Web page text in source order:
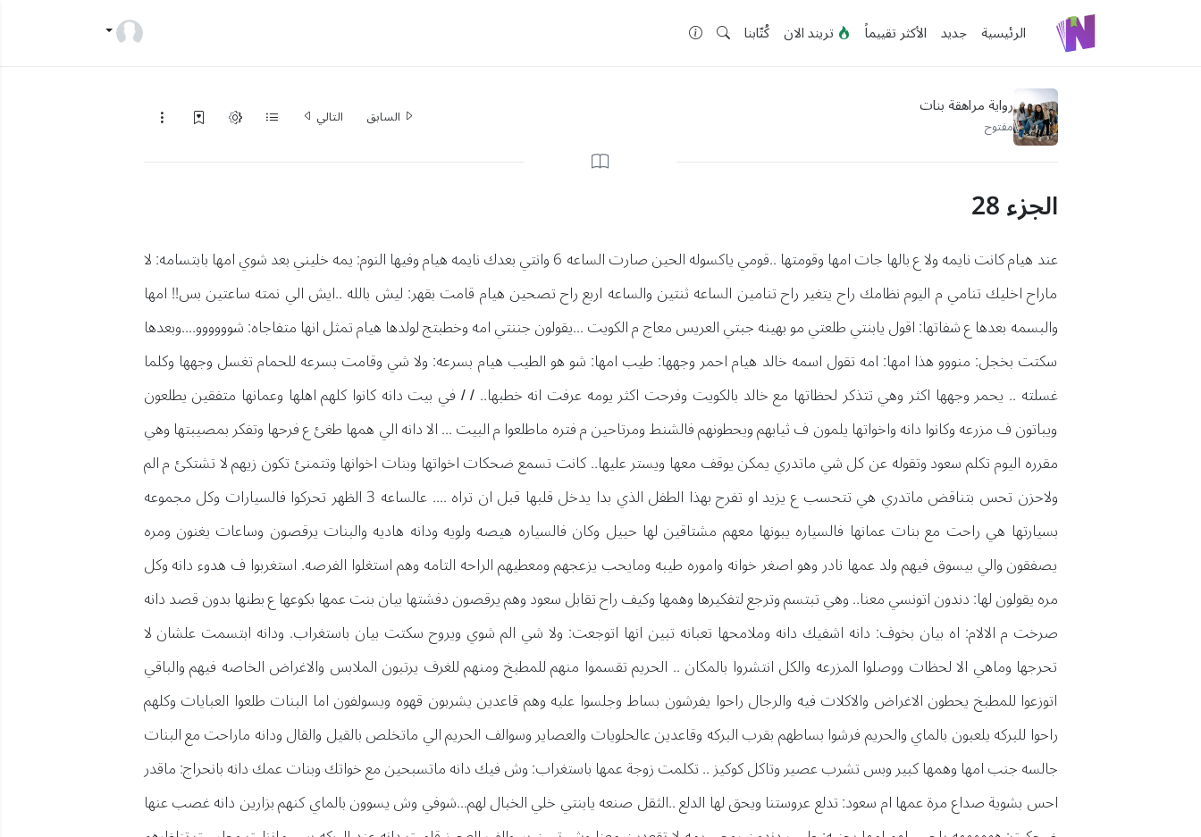
الرئيسية جديد الأكثر تقييماً تريند الان كُتّابنا
رواية مراهقة بنات
مفتوح السابق التالي
الجزء 28
عند هيام كانت نايمه ولا ع بالها جات امها وقومتها ..قومي ياكسوله الحين صارت الساعه 6 وانتي بعدك نايمه هيام وفيها النوم: يمه خليني بعد شوي امها بابتسامه: لا
ماراح اخليك تنامي م اليوم نظامك راح يتغير راح تنامين الساعه ثنتين والساعه اربع راح تصحين هيام قامت بقهر: ليش بالله ..ايش الي نمته ساعتين بس!! امها
والبسمه بعدها ع شفاتها: اقول يابنتي طلعتي مو بهينه جبتي العريس معاج م الكويت ...يقولون جننتي امه وخطبتج لولدها هيام تمثل انها متفاجاه: شوووووو....وبعدها
سكتت بخجل: منووو هذا امها: امه تقول اسمه خالد هيام احمر وجهها: طيب امها: شو هو الطيب هيام بسرعه: ولا شي وقامت بسرعه للحمام تغسل وجهها وكلما
غسلته .. يحمر وجهها اكثر وهي تتذكر لحظاتها مع خالد بالكويت وفرحت اكثر يومه عرفت انه خطبها.. / / في بيت دانه كانوا كلهم اهلها وعمانها متفقين يطلعون
ويباتون ف مزرعه وكانوا دانه واخواتها يلمون ف ثيابهم ويحطونهم فالشنط ومرتاحين م فتره ماطلعوا م البيت ... الا دانه الي همها طغئ ع فرحها وتفكر بمصيبتها وهي
مقرره اليوم تكلم سعود وتقوله عن كل شي ماتدري يمكن يوقف معها ويستر عليها.. كانت تسمع ضحكات اخواتها وبنات اخوانها وتتمنئ تكون زيهم لا تشتكئ م الم
ولاحزن تحس بتناقض ماتدري هي تتحسب ع يزيد او تفرح بهذا الطفل الذي بدا يدخل قلبها قبل ان تراه .... عالساعه 3 الظهر تحركوا فالسيارات وكل مجموعه
بسيارتها هي راحت مع بنات عمانها فالسياره يبونها معهم مشتاقين لها حييل وكان فالسياره هيصه ولويه ودانه هاديه والبنات يرقصون وساعات يغنون ومره
يصفقون والي بيسوق فيهم ولد عمها نادر وهو اصغر خوانه واموره طيبه ومايحب يزعجهم ومعطيهم الراحه التامه وهم استغلوا الفرصه. استغربوا ف هدوء دانه وكل
مره يقولون لها: دندون اتونسي معنا.. وهي تبتسم وترجع لتفكيرها وهمها وكيف راح تقابل سعود وهم يرقصون دفشتها بيان بنت عمها بكوعها ع بطنها بدون قصد دانه
صرخت م الالام: اه بيان بخوف: دانه اشفيك دانه وملامحها تعبانه تبين انها اتوجعت: ولا شي الم شوي ويروح سكتت بيان باستغراب. ودانه ابتسمت علشان لا
تحرجها وماهي الا لحظات ووصلوا المزرعه والكل انتشروا بالمكان .. الحريم تقسموا منهم للمطبخ ومنهم للغرف يرتبون الملابس والاغراض الخاصه فيهم والباقي
اتوزعوا للمطبخ يحطون الاغراض والاكلات فيه والرجال راحوا يفرشون بساط وجلسوا عليه وهم قاعدين يشربون قهوه ويسولفون اما البنات طلعوا العبايات وكلهم
راحوا للبركه يلعبون بالماي والحريم فرشوا بساطهم بقرب البركه وقاعدين عالحلويات والعصاير وسوالف الحريم الي ماتخلص بالقيل والقال ودانه ماراحت مع البنات
جالسه جنب امها وهمها كبير وبس تشرب عصير وتاكل كوكيز .. تكلمت زوجة عمها باستغراب: وش فيك دانه ماتسبحين مع خواتك وبنات عمك دانه بانحراج: ماقدر
احس بشوية صداع مرة عمها ام سعود: تدلع عروستنا ويحق لها الدلع ..الثقل صنعه يابنتي خلي الخبال لهم...شوفي وش يسوون بالماي كنهم بزارين دانه غصب عنها